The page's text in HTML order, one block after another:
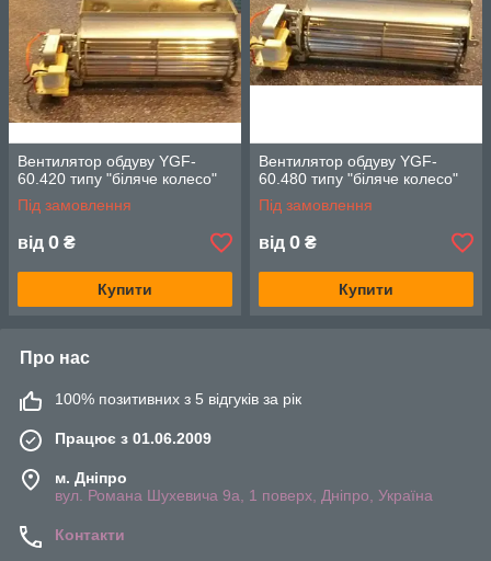
Вентилятор обдуву YGF-
60.420 типу "біляче колесо"
Під замовлення
від 0 ₴
Купити
Вентилятор обдуву YGF-
60.480 типу "біляче колесо"
Під замовлення
від 0 ₴
Купити
Про нас
100% позитивних з 5 відгуків за рік
Працює з 01.06.2009
м. Дніпро
вул. Романа Шухевича 9а, 1 поверх, Дніпро, Україна
Контакти